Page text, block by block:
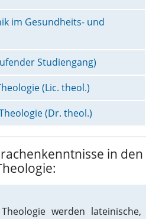
im Gesundheits- und
Studiengang)
(Lic. theol.)
(Dr. theol.)
in den
werden lateinische,